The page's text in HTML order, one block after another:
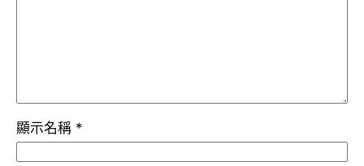
顯示名稱 *